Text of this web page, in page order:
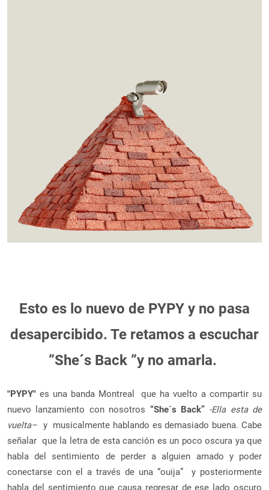
Esto es lo nuevo de PYPY y no pasa
desapercibido. Te retamos a escuchar
”She´s Back ”y no amarla.
"PYPY" es una banda Montreal que ha vuelto a compartir su
nuevo lanzamiento con nosotros “She´s Back” -Ella esta de
vuelta– y musicalmente hablando es demasiado buena. Cabe
señalar que la letra de esta canción es un poco oscura ya que
habla del sentimiento de perder a alguien amado y poder
conectarse con el a través de una “ouija” y posteriormente
habla del sentimiento que causa regresar de ese lado oscuro